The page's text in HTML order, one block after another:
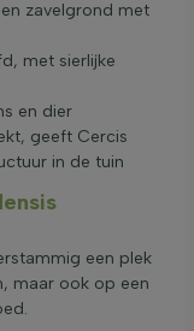
zavelgrond met
met sierlijke
en dier
geeft Cercis
in de tuin
een plek
maar ook op een